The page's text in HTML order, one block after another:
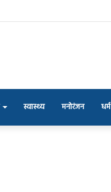
स्वास्थ्य मनोरंजन धर्म